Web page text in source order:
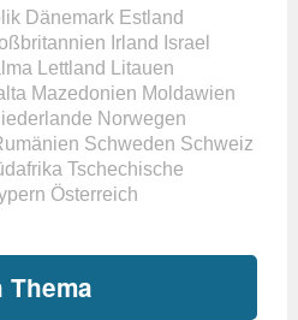
Dänemark Estland
Irland
Israel
Lettland
Litauen
Mazedonien Moldawien
Norwegen
Schweden Schweiz
Tschechische
Österreich